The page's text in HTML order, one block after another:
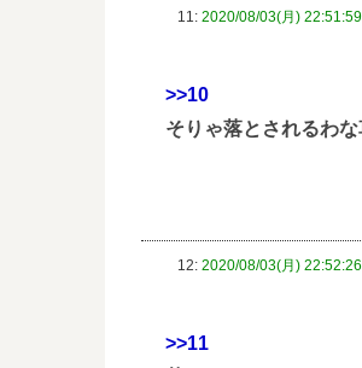
11: 2020/08/03(月)
>>10
そりゃ落とされるわな
12: 2020/08/03(月)
>>11